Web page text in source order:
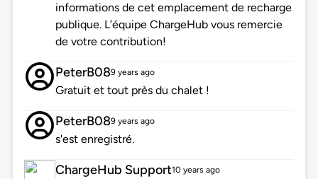
informations de cet emplacement de recharge
publique. L’équipe ChargeHub vous remercie
de votre contribution!
PeterB089 years ago
Gratuit et tout près du chalet !
PeterB089 years ago
s'est enregistré.
ChargeHub Support10 years ago